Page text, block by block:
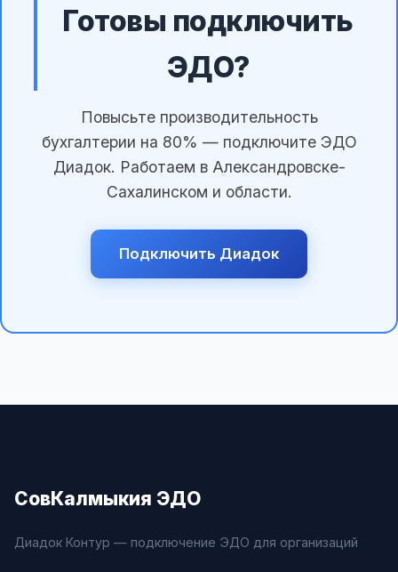
Готовы подключить
ЭДО?
Повысьте производительность
бухгалтерии на 80% — подключите ЭДО
Диадок. Работаем в Александровске-
Сахалинском и области.
Подключить Диадок
СовКалмыкия ЭДО
Диадок Контур — подключение ЭДО для организаций